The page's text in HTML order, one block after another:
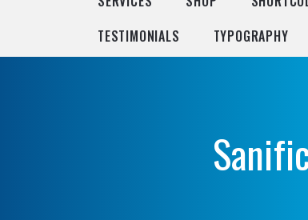
TESTIMONIALS
TYPOGRAPHY